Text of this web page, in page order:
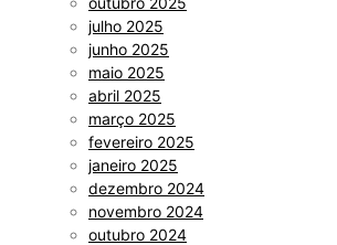
julho 2025
junho 2025
maio 2025
abril 2025
março 2025
fevereiro 2025
janeiro 2025
dezembro 2024
novembro 2024
outubro 2024